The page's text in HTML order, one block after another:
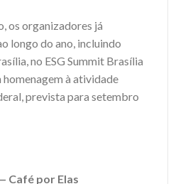
os organizadores já
longo do ano, incluindo
no ESG Summit Brasília
homenagem à atividade
prevista para setembro
Café por Elas